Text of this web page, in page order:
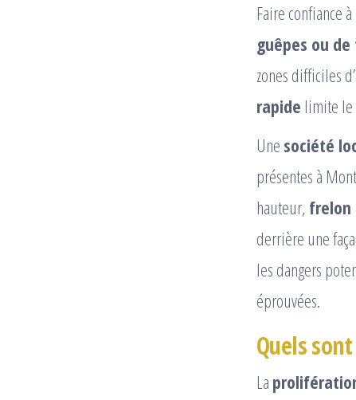
Faire confiance
guêpes ou
zones difficiles
rapide limite le
Une société
présentes à
hauteur, frelon
derrière une
les dangers
éprouvées.
Quels
La